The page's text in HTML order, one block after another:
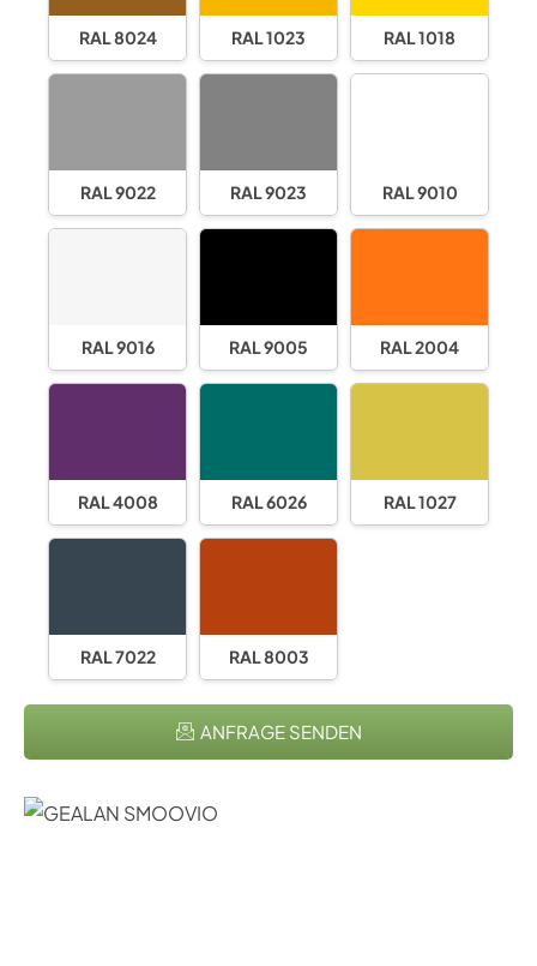
RAL 8024 RAL 1023 RAL 1018
RAL 9022 RAL 9023 RAL 9010
RAL 9016 RAL 9005 RAL 2004
RAL 4008 RAL 6026 RAL 1027
RAL 7022 RAL 8003
ANFRAGE SENDEN